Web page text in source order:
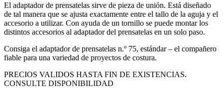
El adaptador de prensatelas sirve de pieza de unión. Está diseñado
de tal manera que se ajusta exactamente entre el tallo de la aguja y el
accesorio a utilizar. Con ayuda de un tornillo se puede montar los
distintos accesorios al adaptador del prensatelas en un solo paso.
Consiga el adaptador de prensatelas n.º 75, estándar – el compañero
fiable para una variedad de proyectos de costura.
PRECIOS VALIDOS HASTA FIN DE EXISTENCIAS.
CONSULTE DISPONIBILIDAD